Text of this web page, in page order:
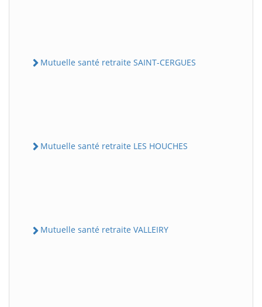
Mutuelle santé retraite SAINT-CERGUES
Mutuelle santé retraite LES HOUCHES
Mutuelle santé retraite VALLEIRY